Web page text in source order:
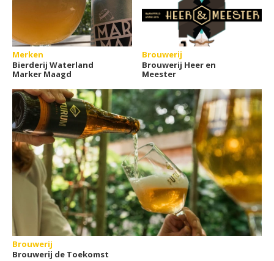
Merken
Bierderij Waterland
Marker Maagd
Brouwerij
Brouwerij Heer en
Meester
Brouwerij
Brouwerij de Toekomst